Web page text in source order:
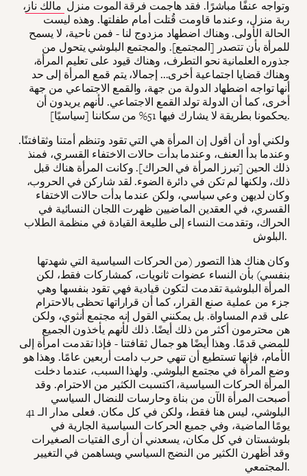
وتواجه عنفًا مباشرًا. فقد هاجمت فرقة الموت منزل مالك ناز،
ربة منزل، وعندما قاومت قُتلت أمام طفلتها. وهذه ليست
الحالة الأولى. وهناك اضطهاد مزدوج لنا - فمن ناحية، لا يسمح
للمرأة بأن تتصدر [المجتمع]. والمجتمع البلوشي يتحول من
جذوره العلمانية نحو التطرف، وهناك قيود على تعليم المرأة،
وهناك قضايا اجتماعية أخرى... إجمالا، يتم قمع المرأة إلى حد
أنها تواجه اضطهاد الدولة من جهة، والقمع الاجتماعي من جهة
أخرى، كما أن الدولة تولد القمع الاجتماعي. لأنهم يريدون أن
يحكمونا بطريقة لا يشارك فيها 51% من سكاننا [سياسيًا].
ولكني أود أن أقول إن المرأة هي التي تقود وتنظم أمتنا وثقافتنًا.
وعندما بدأ العنف، وعندما بدأت حالات الاختفاء القسري، فمنذ
ذلك الحين [تبرز المرأة في الحراك]. وكانت المرأة هناك قبل
ذلك، ولكنها لم تكن في دائرة الضوء. لقد شاركن في الحروب،
وكان لديهن وعي سياسي، ولكن عندما بدأت حالات الاختفاء
القسري، في العقدين الماضيين ظهرت اللجان النسائية في
الحراك، وتقدمت النساء إلى طليعة القيادة في منظمة الطلاب
البلوش.
وكان هناك هذا التصور (من الحركات السياسية التي شهدتها
بنفسي) بأن النساء عضوات ثانويات، كمشاركات فقط، لكن
المرأة البلوشية تقدمت لتكون قيادية فهي تقود بنفسها وهي
جزء من عملية صنع القرار، كما أن قراراتها تحظى بالاحترام
على قدم المساواة. بل يمكنني القول إنه مجتمع أنثوي، ولكن
هن محترمون أكثر من ذلك أيضًا. ذلك لأنهم يأخذون الجميع
للمضي قدمًا. وهذا أيضًا هو جمال ثقافتنا - فإذا تقدمت امرأة إلى
الأمام، فإنها تستطيع أن تنهي حرب دامت أربعين عامًا. وهذا هو
وضع المرأة في مجتمع البلوشي. ولهذا السبب، عندما دخلت
المرأة الحركات السياسية، اكتسبت الكثير من الاحترام. وقد
أصبحت المرأة الآن من بناة وحارسات للنضال السياسي
البلوشي، ليس هنا فقط، ولكن في كل مكان. فعلى مدار الـ 41
يومًا الماضية، وفي جميع الحركات السياسية الجارية في
بلوشستان في كل مكان، يسعدني أن أرى الفتيات الصغيرات
وقد أظهرن الكثير من النضج السياسي ويساهمن في التغيير
المجتمعي.